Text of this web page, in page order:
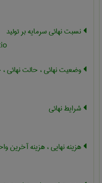
نسبت نهائی سرمایه بر تولید
وضعیت نهائی ، حالت نهائی
شرایط نهائی
هزینه نهایی ، هزینه آخرین